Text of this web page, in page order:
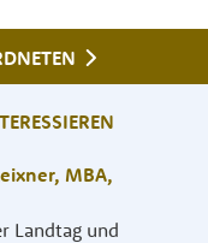
MBA,
Landtag und